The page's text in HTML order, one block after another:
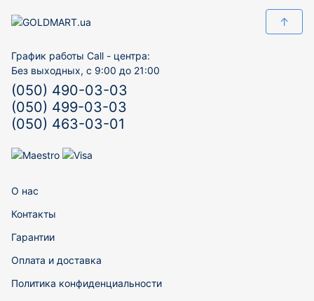
↑
График работы Call - центра:
Без выходных, с 9:00 до 21:00
(050) 490-03-03
(050) 499-03-03
(050) 463-03-01
О нас
Контакты
Гарантии
Оплата и доставка
Политика конфиденциальности